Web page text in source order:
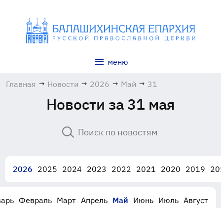
меню
Главная → Новости → 2026 → Май → 31
Новости за 31 мая
2026 2025 2024 2023 2022 2021 2020 2019
Февраль Март Апрель Май Июнь Июль Август